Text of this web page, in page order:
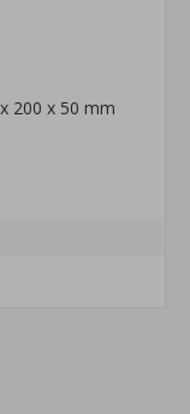
200 x 50 mm